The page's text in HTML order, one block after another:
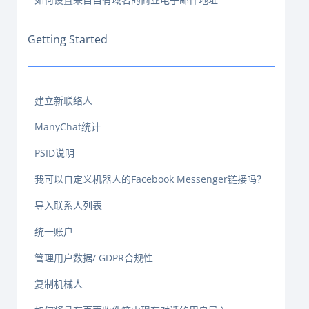
Getting Started
建立新联络人
ManyChat统计
PSID说明
我可以自定义机器人的Facebook Messenger链接吗？
导入联系人列表
统一账户
管理用户数据/ GDPR合规性
复制机械人